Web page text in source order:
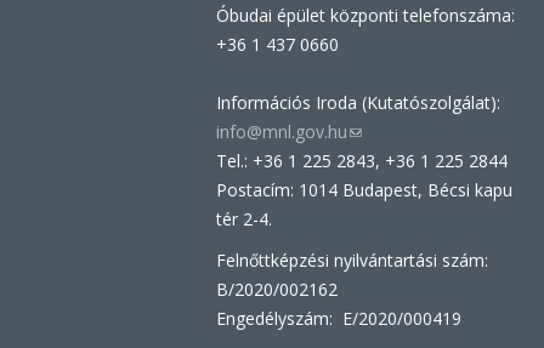
Óbudai épület központi telefonszáma:
+36 1 437 0660
Információs Iroda (Kutatószolgálat):
info@mnl.gov.hu(link
sends
e-
Tel.: +36 1 225 2843, +36 1 225 2844
Postacím: 1014 Budapest, Bécsi kapu
tér 2-4.
Felnőttképzési nyilvántartási szám:
B/2020/002162
Engedélyszám: E/2020/000419